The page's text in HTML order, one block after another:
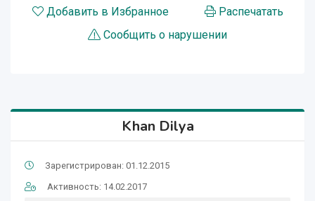
Добавить в Избранное
Распечатать
Сообщить о нарушении
Khan Dilya
Зарегистрирован: 01.12.2015
Активность: 14.02.2017